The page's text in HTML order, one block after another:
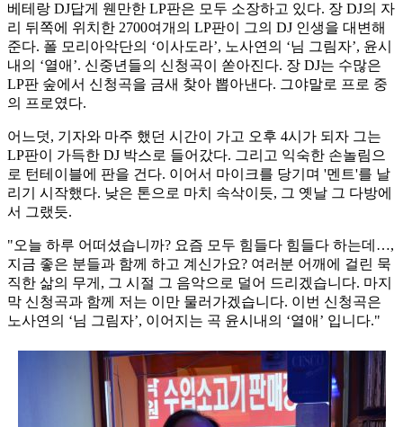
베테랑 DJ답게 웬만한 LP판은 모두 소장하고 있다. 장 DJ의 자
리 뒤쪽에 위치한 2700여개의 LP판이 그의 DJ 인생을 대변해
준다. 폴 모리아악단의 ‘이사도라’, 노사연의 ‘님 그림자’, 윤시
내의 ‘열애’. 신중년들의 신청곡이 쏟아진다. 장 DJ는 수많은
LP판 숲에서 신청곡을 금새 찾아 뽑아낸다. 그야말로 프로 중
의 프로였다.
어느덧, 기자와 마주 했던 시간이 가고 오후 4시가 되자 그는
LP판이 가득한 DJ 박스로 들어갔다. 그리고 익숙한 손놀림으
로 턴테이블에 판을 건다. 이어서 마이크를 당기며 '멘트'를 날
리기 시작했다. 낮은 톤으로 마치 속삭이듯, 그 옛날 그 다방에
서 그랬듯.
"오늘 하루 어떠셨습니까? 요즘 모두 힘들다 힘들다 하는데…,
지금 좋은 분들과 함께 하고 계신가요? 여러분 어깨에 걸린 묵
직한 삶의 무게, 그 시절 그 음악으로 덜어 드리겠습니다. 마지
막 신청곡과 함께 저는 이만 물러가겠습니다. 이번 신청곡은
노사연의 ‘님 그림자’, 이어지는 곡 윤시내의 ‘열애’ 입니다."